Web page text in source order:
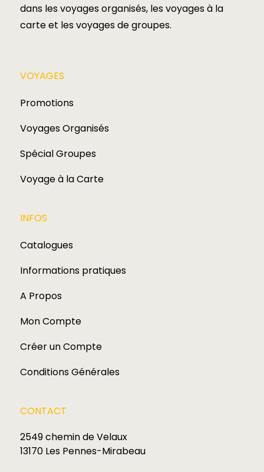
dans les voyages organisés, les voyages à la
carte et les voyages de groupes.​
VOYAGES​
Promotions
Voyages Organisés
Spécial Groupes
Voyage à la Carte
INFOS
Catalogues
Informations pratiques
A Propos
Mon Compte
Créer un Compte
Conditions Générales
CONTACT
2549 chemin de Velaux
13170 Les Pennes-Mirabeau